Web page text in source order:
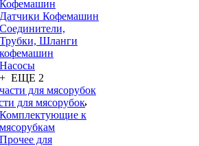
Кофемашин
Датчики Кофемашин
Соединители,
Трубки, Шланги
кофемашин
Насосы
+ ЕЩЕ 2
для мясорубок
Комплектующие к
мясорубкам
Прочее для